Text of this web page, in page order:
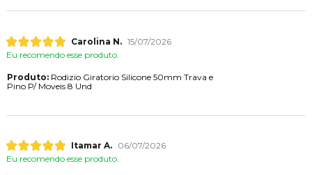
Carolina N. 15/07/2026
Eu recomendo esse produto.
Produto:Rodizio Giratorio Silicone 50mm Trava e
Pino P/ Moveis 8 Und
Itamar A.
06/07/2026
Eu recomendo esse produto.